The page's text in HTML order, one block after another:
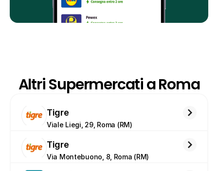
Altri Supermercati a Roma
Tigre
Viale Liegi, 29, Roma (RM)
Tigre
Via Montebuono, 8, Roma (RM)